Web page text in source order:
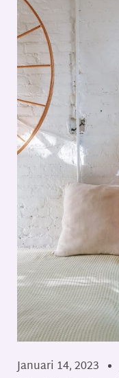
Januari 14, 2023